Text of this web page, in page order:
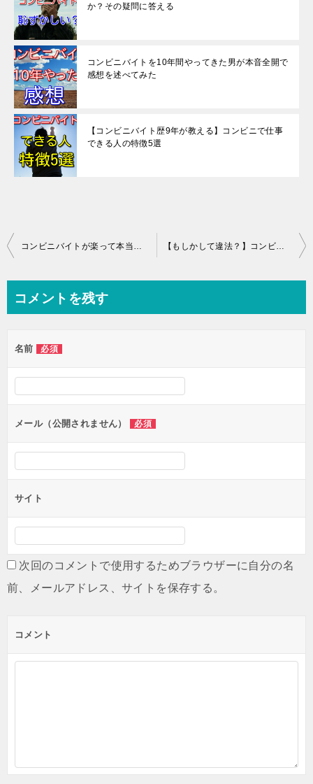
か？その疑問に答える
コンビニバイトを10年間やってきた男が本音全開で
感想を述べてみた
【コンビニバイト歴9年が教える】コンビニで仕事
できる人の特徴5選
投
ビ
ー
シ
ン
コンビニバイトが楽って本当？！その真実を現役コンビニ店員が語る 【もしかして違法？】コンビニバイトの休憩時間を法律面から徹底解説
コメントを残す
名前 必須
メール（公開されません） 必須
サイト
次回のコメントで使用するためブラウザーに自分の名
前、メールアドレス、サイトを保存する。
コメント